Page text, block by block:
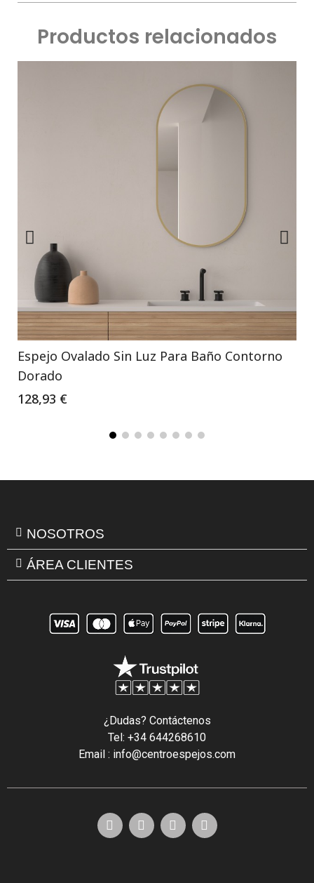
Productos relacionados
Espejo Ovalado Sin Luz Para Baño Contorno
Dorado
128,93 €
NOSOTROS
ÁREA CLIENTES
¿Dudas? Contáctenos
Tel: +34 644268610
Email : info@centroespejos.com